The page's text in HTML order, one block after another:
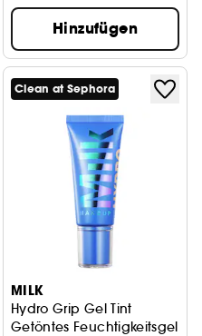
Hinzufügen
Clean at Sephora
MILK
Hydro Grip Gel Tint
Getöntes Feuchtigkeitsgel